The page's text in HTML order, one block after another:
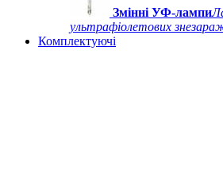
Змінні УФ-лампи
ультрафіолетових
Комплектуючі